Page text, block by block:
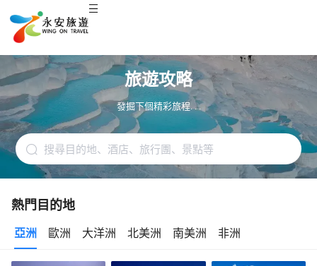
旅遊攻略
發掘下個精彩旅程. . .
熱門目的地
亞洲 歐洲 大洋洲 北美洲 南美洲 非洲